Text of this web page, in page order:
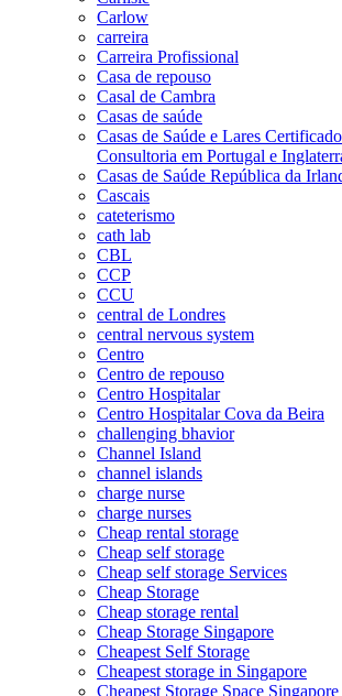
Carlow
carreira
Carreira Profissional
Casa de repouso
Casal de Cambra
Casas de saúde
Casas de Saúde e Lares
Consultoria em Portugal e
Casas de Saúde República da
Cascais
cateterismo
cath lab
CBL
CCP
CCU
central de Londres
central nervous system
Centro
Centro de repouso
Centro Hospitalar
Centro Hospitalar Cova da Beira
challenging bhavior
Channel Island
channel islands
charge nurse
charge nurses
Cheap rental storage
Cheap self storage
Cheap self storage Services
Cheap Storage
Cheap storage rental
Cheap Storage Singapore
Cheapest Self Storage
Cheapest storage in Singapore
Cheapest Storage Space Singapore